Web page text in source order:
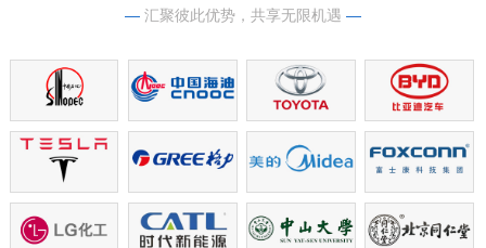
— 汇聚彼此优势，共享无限机遇 —